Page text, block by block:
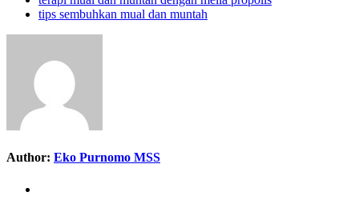
tips sembuhkan mual dan muntah
Author: Eko Purnomo MSS